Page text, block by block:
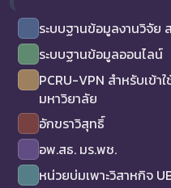
ระบบฐานข้อมูลงานวิจั
ระบบฐานข้อมูลออนไลน์
PCRU-VPN สำหรับเข้
มหาวิยาลัย
อักขราวิสุทธิ์
อพ.สธ. มร.พช.
หน่วยบ่มเพาะวิสาหกิจ